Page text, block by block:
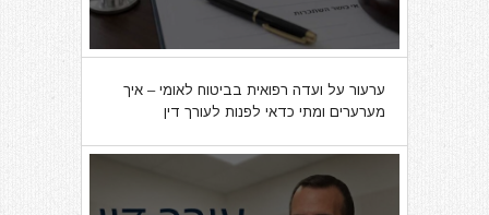
ערעור על ועדה רפואית בביטוח לאומי – איך
מערערים ומתי כדאי לפנות לעורך דין